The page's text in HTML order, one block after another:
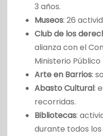
3 años.
Museos: 26
Club de los
alianza con el
Ministerio
Arte en Barrios:
Abasto Cultural:
recorridas.
Bibliotecas:
durante todos los